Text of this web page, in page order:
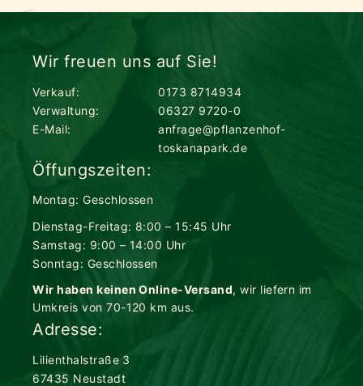
Wir freuen uns auf Sie!
Verkauf:
0173 8714934
Verwaltung:
06327 9720-0
E-Mail:
anfrage@pflanzenhof-
toskanapark.de
Öffungszeiten:
Montag: Geschlossen
Dienstag-Freitag: 8:00 – 15:45 Uhr
Samstag: 9:00 – 14:00 Uhr
Sonntag: Geschlossen
Wir haben keinen Online-Versand, wir liefern im
Umkreis von 70-120 km aus.
Adresse:
Lilienthalstraße 3
67435 Neustadt